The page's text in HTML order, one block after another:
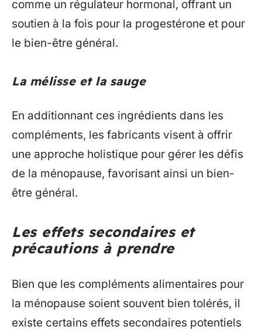
comme un régulateur hormonal, offrant un
soutien à la fois pour la progestérone et pour
le bien-être général.
La mélisse et la sauge
En additionnant ces ingrédients dans les
compléments, les fabricants visent à offrir
une approche holistique pour gérer les défis
de la ménopause, favorisant ainsi un bien-
être général.
Les effets secondaires et
précautions à prendre
Bien que les compléments alimentaires pour
la ménopause soient souvent bien tolérés, il
existe certains effets secondaires potentiels